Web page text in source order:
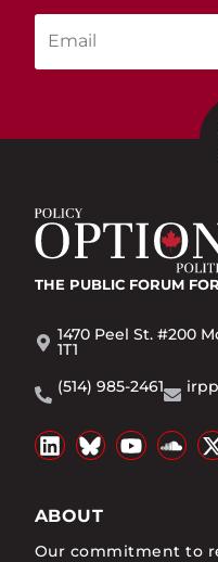
THE PUBLIC FORUM
1470 Peel St. #200
1T1
(514) 985-2461
ABOUT
Our commitment to